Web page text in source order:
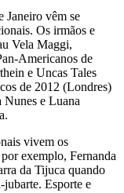
Janeiro vêm se
Os irmãos e
Vela Maggi,
Americanos de
e Uncas Tales
de 2012 (Londres)
Nunes e Luana
vivem os
exemplo, Fernanda
da Tijuca quando
jubarte. Esporte e